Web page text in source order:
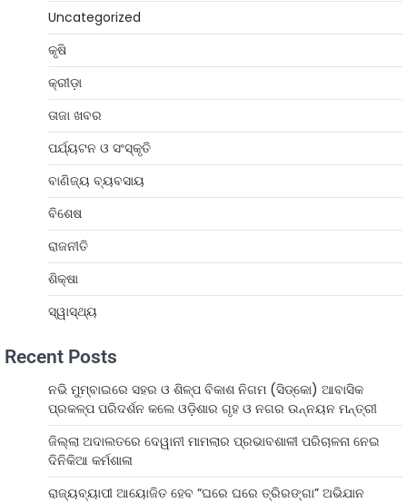
Uncategorized
କୃଷି
କ୍ରୀଡ଼ା
ତାଜା ଖବର
ପର୍ଯ୍ୟଟନ ଓ ସଂସ୍କୃତି
ବାଣିଜ୍ୟ ବ୍ୟବସାୟ
ବିଶେଷ
ରାଜନୀତି
ଶିକ୍ଷା
ସ୍ୱାସ୍ଥ୍ୟ
Recent Posts
ନଭି ମୁମ୍ବାଇରେ ସହର ଓ ଶିଳ୍ପ ବିକାଶ ନିଗମ (ସିଡ୍‌କୋ) ଆବାସିକ
ପ୍ରକଳ୍ପ ପରିଦର୍ଶନ କଲେ ଓଡ଼ିଶାର ଗୃହ ଓ ନଗର ଉନ୍ନୟନ ମନ୍ତ୍ରୀ
ଜିଲ୍ଲା ଅଦାଲତରେ ଦେୱାନୀ ମାମଲାର ପ୍ରଭାବଶାଳୀ ପରିଚାଳନା ନେଇ
ଦିନିକିଆ କର୍ମଶାଳା
ରାଜ୍ୟବ୍ୟାପୀ ଆୟୋଜିତ ହେବ “ଘରେ ଘରେ ତ୍ରିରଙ୍ଗା” ଅଭିଯାନ